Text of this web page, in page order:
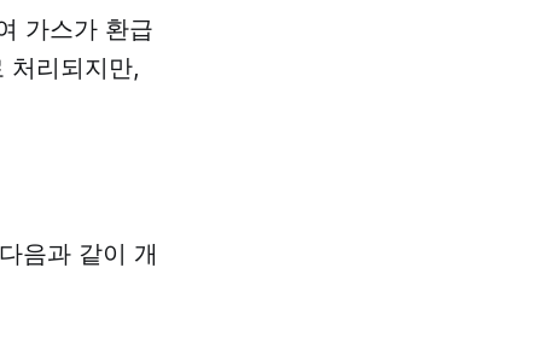
가스가 환급
처리되지만,
음과 같이 개